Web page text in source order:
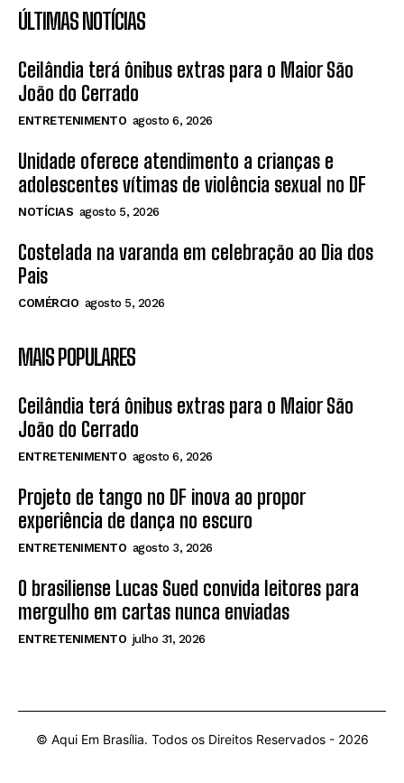
ÚLTIMAS NOTÍCIAS
Ceilândia terá ônibus extras para o Maior São
João do Cerrado
ENTRETENIMENTO agosto 6, 2026
Unidade oferece atendimento a crianças e
adolescentes vítimas de violência sexual no DF
NOTÍCIAS agosto 5, 2026
Costelada na varanda em celebração ao Dia dos
Pais
COMÉRCIO agosto 5, 2026
MAIS POPULARES
Ceilândia terá ônibus extras para o Maior São
João do Cerrado
ENTRETENIMENTO agosto 6, 2026
Projeto de tango no DF inova ao propor
experiência de dança no escuro
ENTRETENIMENTO agosto 3, 2026
O brasiliense Lucas Sued convida leitores para
mergulho em cartas nunca enviadas
ENTRETENIMENTO julho 31, 2026
© Aqui Em Brasília. Todos os Direitos Reservados - 2026